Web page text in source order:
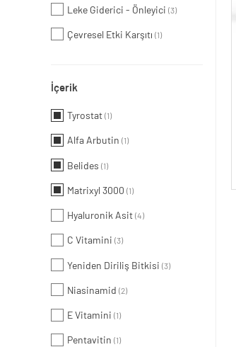
Leke Giderici - Önleyici (3)
Çevresel Etki Karşıtı (1)
İçerik
Tyrostat (1)
Alfa Arbutin (1)
Belides (1)
Matrixyl 3000 (1)
Hyaluronik Asit (4)
C Vitamini (3)
Yeniden Diriliş Bitkisi (3)
Niasinamid (2)
E Vitamini (1)
Pentavitin (1)